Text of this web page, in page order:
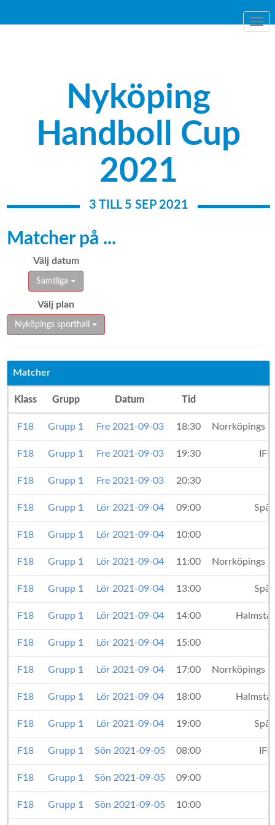
Nyköping
Handboll Cup
2021
3 TILL 5 SEP 2021
Matcher på ...
Välj datum
Samtliga
Välj plan
Nyköpings sporthall
Matcher
Klass Grupp Datum Tid
F18 Grupp 1 Fre 2021-09-03 18:30 Norrköpings
F18 Grupp 1 Fre 2021-09-03 19:30
F18 Grupp 1 Fre 2021-09-03 20:30
F18 Grupp 1 Lör 2021-09-04 09:00
F18 Grupp 1 Lör 2021-09-04 10:00
F18 Grupp 1 Lör 2021-09-04 11:00 Norrköpings
F18 Grupp 1 Lör 2021-09-04 13:00
F18 Grupp 1 Lör 2021-09-04 14:00
F18 Grupp 1 Lör 2021-09-04 15:00
F18 Grupp 1 Lör 2021-09-04 17:00 Norrköpings
F18 Grupp 1 Lör 2021-09-04 18:00
F18 Grupp 1 Lör 2021-09-04 19:00
F18 Grupp 1 Sön 2021-09-05 08:00
F18 Grupp 1 Sön 2021-09-05 09:00
F18 Grupp 1 Sön 2021-09-05 10:00